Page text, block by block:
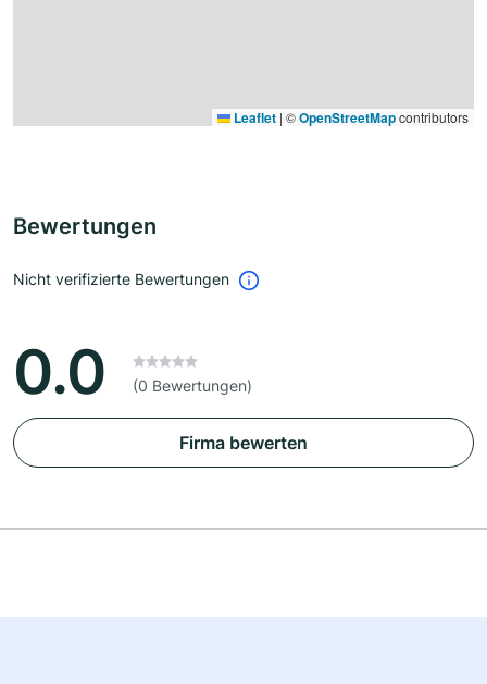
Leaflet | ©OpenStreetMapcontributors
Bewertungen
Nicht verifizierte Bewertungen
0.0 (0 Bewertungen)
Firma bewerten